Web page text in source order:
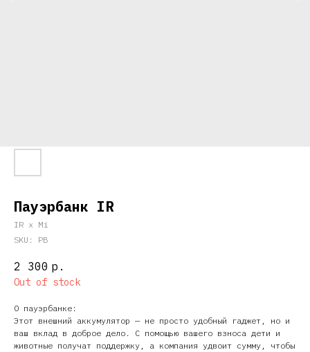
Пауэрбанк IR
IR x Mi
SKU: PB
2 300 р.
Out of stock
О пауэрбанке:
Этот внешний аккумулятор — не просто удобный гаджет, но и
ваш вклад в доброе дело. С помощью вашего взноса дети и
животные получат поддержку, а компания удвоит сумму, чтобы